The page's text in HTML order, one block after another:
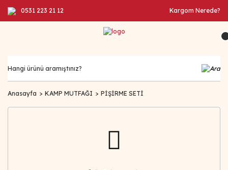
0531 223 21 12 Kargom Nerede?
Anasayfa KAMP MUTFAĞI PİŞİRME SETİ